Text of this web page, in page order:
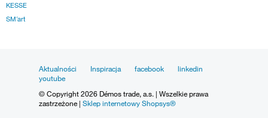
KESSE
SM´art
Aktualności Inspiracja facebook
linkedin
youtube
© Copyright 2026 Démos trade, a.s. | Wszelkie prawa
zastrzeżone | Sklep internetowy Shopsys®